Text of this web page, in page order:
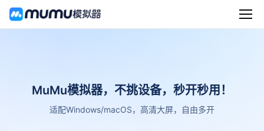
MuMu模拟器，不挑设备，秒开秒用！
适配Windows/macOS，高清大屏，自由多开